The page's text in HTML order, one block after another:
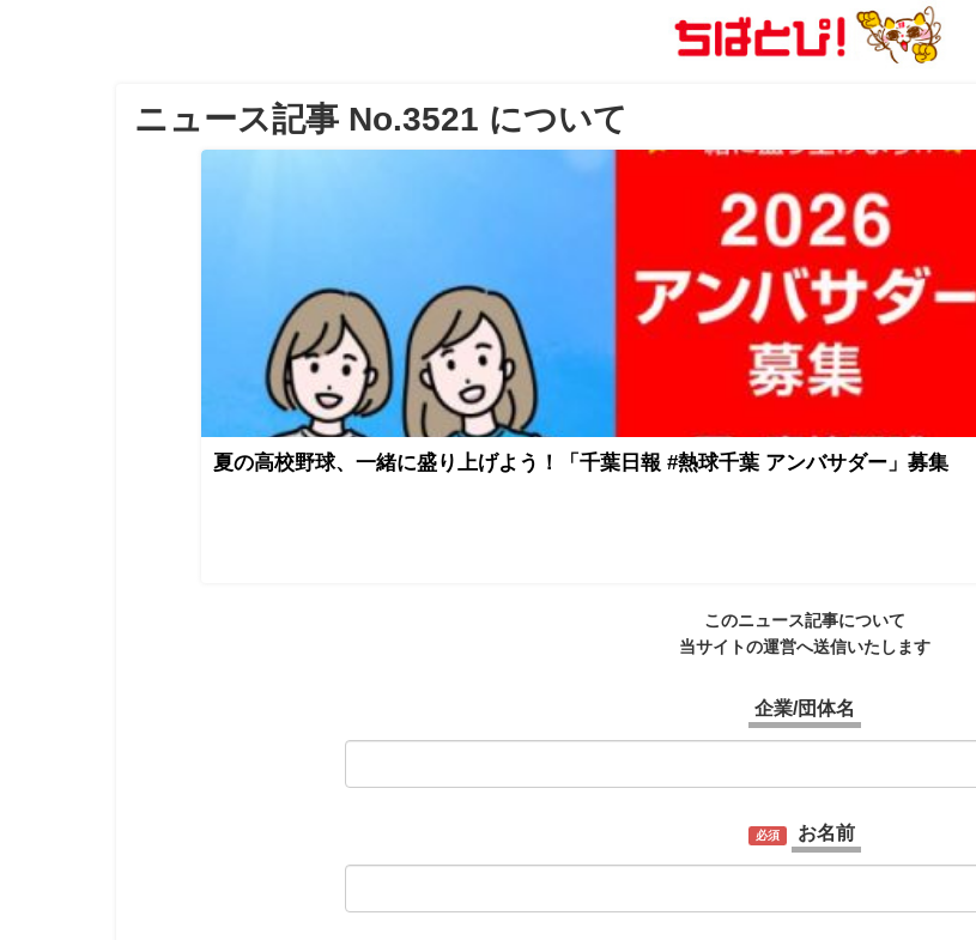
ニュース記事 No.3521 について
夏の高校野球、一緒に盛り上げよう！「千葉日報 #熱球千葉 アンバサダー」募集
このニュース記事について
当サイトの運営へ送信いたします
企業/団体名
必須 お名前